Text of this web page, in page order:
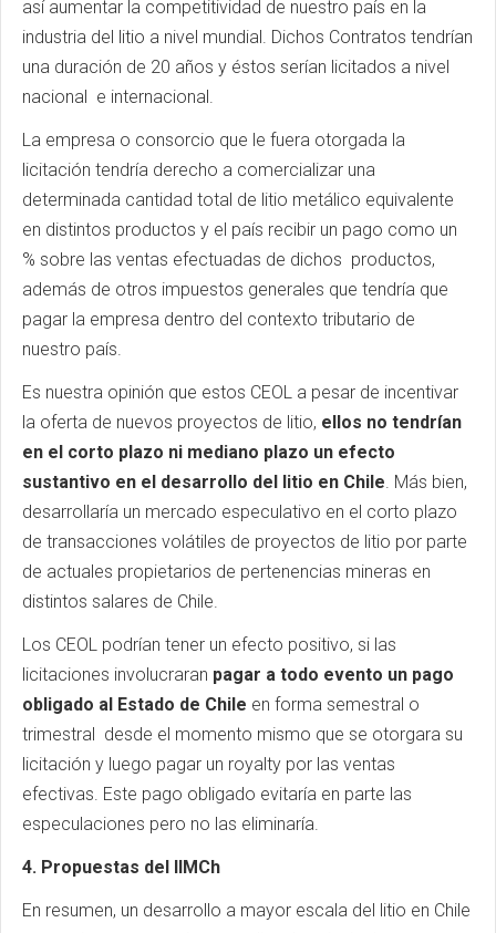
así aumentar la competitividad de nuestro país en la
industria del litio a nivel mundial. Dichos Contratos tendrían
una duración de 20 años y éstos serían licitados a nivel
nacional e internacional.
La empresa o consorcio que le fuera otorgada la
licitación tendría derecho a comercializar una
determinada cantidad total de litio metálico equivalente
en distintos productos y el país recibir un pago como un
% sobre las ventas efectuadas de dichos productos,
además de otros impuestos generales que tendría que
pagar la empresa dentro del contexto tributario de
nuestro país.
Es nuestra opinión que estos CEOL a pesar de incentivar
la oferta de nuevos proyectos de litio, ellos no tendrían
en el corto plazo ni mediano plazo un efecto
sustantivo en el desarrollo del litio en Chile. Más bien,
desarrollaría un mercado especulativo en el corto plazo
de transacciones volátiles de proyectos de litio por parte
de actuales propietarios de pertenencias mineras en
distintos salares de Chile.
Los CEOL podrían tener un efecto positivo, si las
licitaciones involucraran pagar a todo evento un pago
obligado al Estado de Chile en forma semestral o
trimestral desde el momento mismo que se otorgara su
licitación y luego pagar un royalty por las ventas
efectivas. Este pago obligado evitaría en parte las
especulaciones pero no las eliminaría.
4. Propuestas del IIMCh
En resumen, un desarrollo a mayor escala del litio en Chile